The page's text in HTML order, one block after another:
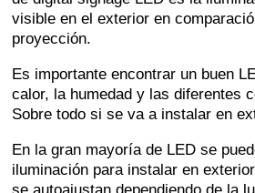
visible en el exterior en
proyección.
Es importante encontrar un buen
calor, la humedad y las diferentes
Sobre todo si se va a instalar en
En la gran mayoría de LED se
iluminación para instalar en